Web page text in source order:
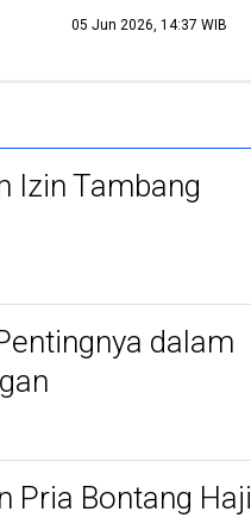
05 Jun 2026, 14:37 WIB
Izin Tambang
dalam
Pria Bontang Haji